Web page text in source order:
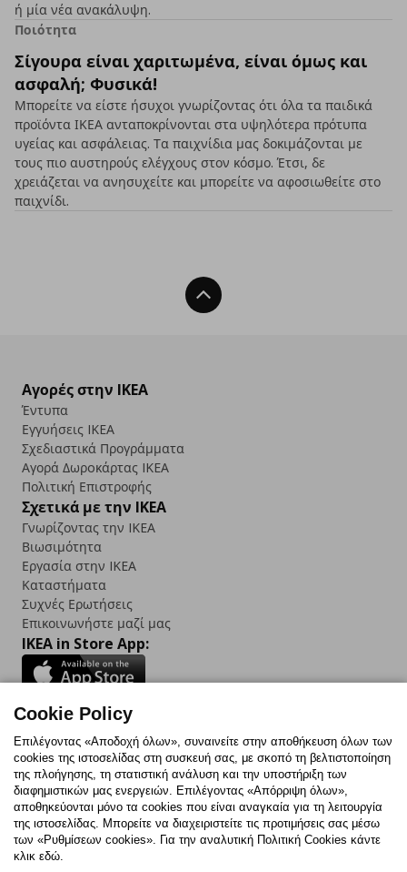
ή μία νέα ανακάλυψη.
Ποιότητα
Σίγουρα είναι χαριτωμένα, είναι όμως και
ασφαλή; Φυσικά!
Μπορείτε να είστε ήσυχοι γνωρίζοντας ότι όλα τα παιδικά
προϊόντα ΙΚΕΑ ανταποκρίνονται στα υψηλότερα πρότυπα
υγείας και ασφάλειας. Τα παιχνίδια μας δοκιμάζονται με
τους πιο αυστηρούς ελέγχους στον κόσμο. Έτσι, δε
χρειάζεται να ανησυχείτε και μπορείτε να αφοσιωθείτε στο
παιχνίδι.
Back To Top
Αγορές στην IKEA
Έντυπα
Εγγυήσεις IKEA
Σχεδιαστικά Προγράμματα
Αγορά Δωρoκάρτας IKEA
Πολιτική Επιστροφής
Σχετικά με την IKEA
Γνωρίζοντας την IKEA
Βιωσιμότητα
Εργασία στην IKEA
Καταστήματα
Συχνές Ερωτήσεις
Επικοινωνήστε μαζί μας
IKEA in Store App:
Follow us:
FacebookInstagram
TikTokYoutubePinterestTwitter
Cookie Policy
Επιλέγοντας «Αποδοχή όλων», συναινείτε στην αποθήκευση όλων των
cookies της ιστοσελίδας στη συσκευή σας, με σκοπό τη βελτιστοποίηση
της πλοήγησης, τη στατιστική ανάλυση και την υποστήριξη των
διαφημιστικών μας ενεργειών. Επιλέγοντας «Απόρριψη όλων»,
αποθηκεύονται μόνο τα cookies που είναι αναγκαία για τη λειτουργία
της ιστοσελίδας. Μπορείτε να διαχειριστείτε τις προτιμήσεις σας μέσω
των «Ρυθμίσεων cookies». Για την αναλυτική Πολιτική Cookies κάντε
κλικ εδώ.